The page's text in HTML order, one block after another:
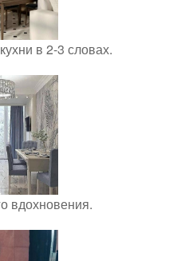
в 2-3 словах.
вдохновения.